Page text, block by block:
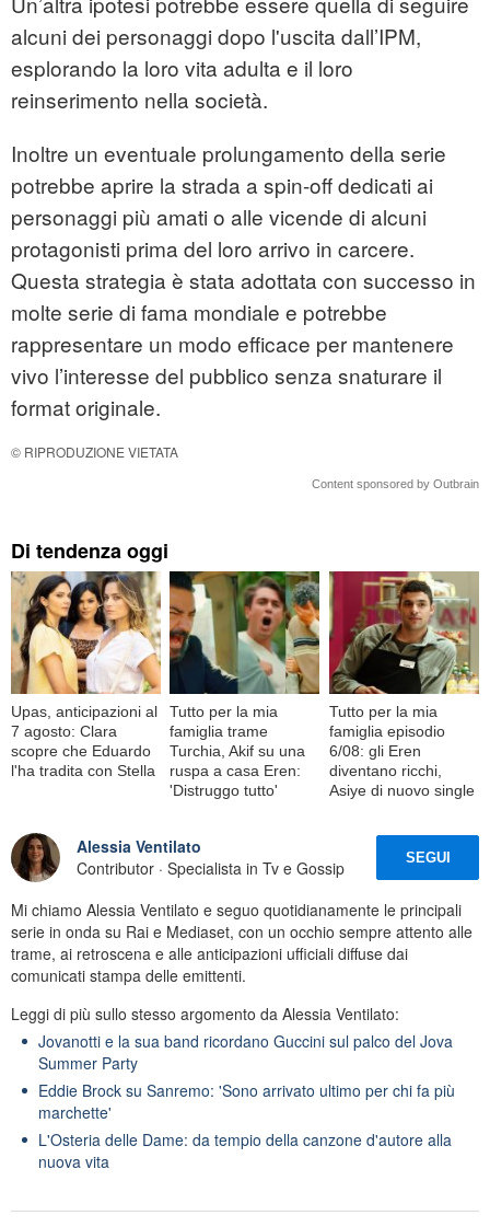
alcuni dei personaggi dopo l'uscita dall’IPM,
esplorando la loro vita adulta e il loro
reinserimento nella società.
Inoltre un eventuale prolungamento della serie
potrebbe aprire la strada a spin-off dedicati ai
personaggi più amati o alle vicende di alcuni
protagonisti prima del loro arrivo in carcere.
Questa strategia è stata adottata con successo in
molte serie di fama mondiale e potrebbe
rappresentare un modo efficace per mantenere
vivo l’interesse del pubblico senza snaturare il
format originale.
© RIPRODUZIONE VIETATA
Content sponsored by Outbrain
Di tendenza oggi
Upas, anticipazioni al
7 agosto: Clara
scopre che Eduardo
l'ha tradita con Stella
Tutto per la mia
famiglia trame
Turchia, Akif su una
ruspa a casa Eren:
'Distruggo tutto'
Tutto per la mia
famiglia episodio
6/08: gli Eren
diventano ricchi,
Asiye di nuovo single
Alessia Ventilato
Contributor · Specialista in Tv e Gossip
SEGUI
Mi chiamo Alessia Ventilato e seguo quotidianamente le principali
serie in onda su Rai e Mediaset, con un occhio sempre attento alle
trame, ai retroscena e alle anticipazioni ufficiali diffuse dai
comunicati stampa delle emittenti.
Leggi di più sullo stesso argomento da Alessia Ventilato:
Jovanotti e la sua band ricordano Guccini sul palco del Jova
Summer Party
Eddie Brock su Sanremo: 'Sono arrivato ultimo per chi fa più
marchette'
L'Osteria delle Dame: da tempio della canzone d'autore alla
nuova vita